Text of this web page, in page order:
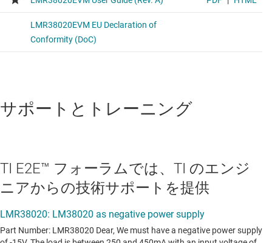
サポートとトレーニング
TI E2E™ フォーラムでは、TI のエンジ
ニアからの技術サポートを提供